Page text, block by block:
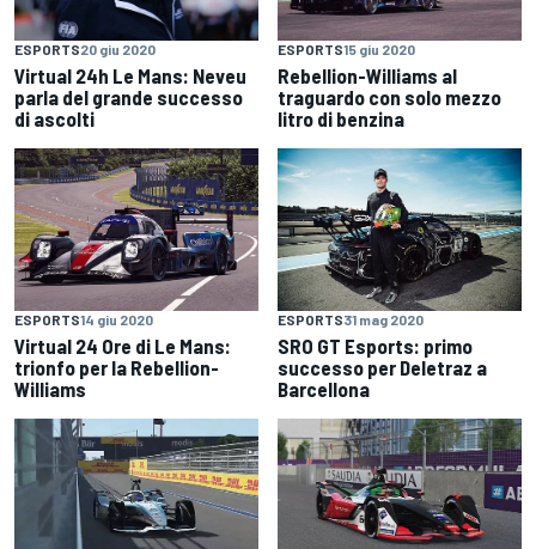
ESPORTS20 giu 2020
Virtual 24h Le Mans: Neveu
parla del grande successo
di ascolti
ESPORTS15 giu 2020
Rebellion-Williams al
traguardo con solo mezzo
litro di benzina
ESPORTS14 giu 2020
Virtual 24 Ore di Le Mans:
trionfo per la Rebellion-
Williams
ESPORTS31 mag 2020
SRO GT Esports: primo
successo per Deletraz a
Barcellona